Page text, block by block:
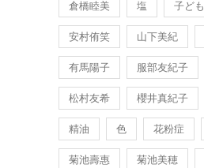
倉橋睦美 塩 子ど
安村侑笑 山下美紀
有馬陽子 服部友紀子
松村友希 櫻井真紀子
精油 色 花粉症
菊池壽惠 菊池美穂